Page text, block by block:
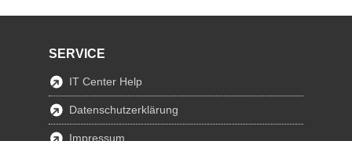
SERVICE
IT Center Help
Datenschutzerklärung
Impressum